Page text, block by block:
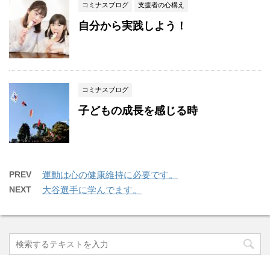
コミナスブログ 支援者の心構え
自分から実践しよう！
コミナスブログ
子どもの成長を感じる時
PREV 運動は心の健康維持に必要です。
NEXT 大谷選手に学んでます。